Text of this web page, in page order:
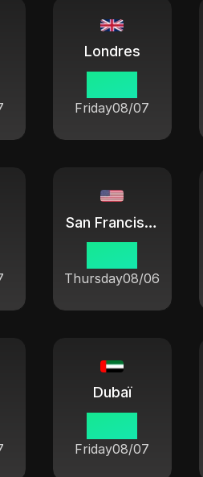
Londres
Friday08/07
San Francisco
Thursday08/06
Dubaï
Friday08/07